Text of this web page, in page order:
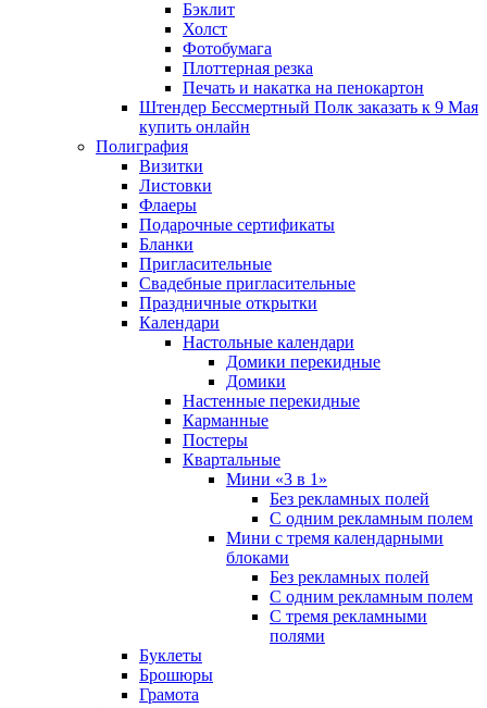
Бэклит
Холст
Фотобумага
Плоттерная резка
Печать и накатка на пенокартон
Штендер Бессмертный Полк заказать к 9 Мая
купить онлайн
Полиграфия
Визитки
Листовки
Флаеры
Подарочные сертификаты
Бланки
Пригласительные
Свадебные пригласительные
Праздничные открытки
Календари
Настольные календари
Домики перекидные
Домики
Настенные перекидные
Карманные
Постеры
Квартальные
Мини «3 в 1»
Без рекламных полей
С одним рекламным полем
Мини с тремя календарными
блоками
Без рекламных полей
С одним рекламным полем
С тремя рекламными
полями
Буклеты
Брошюры
Грамота